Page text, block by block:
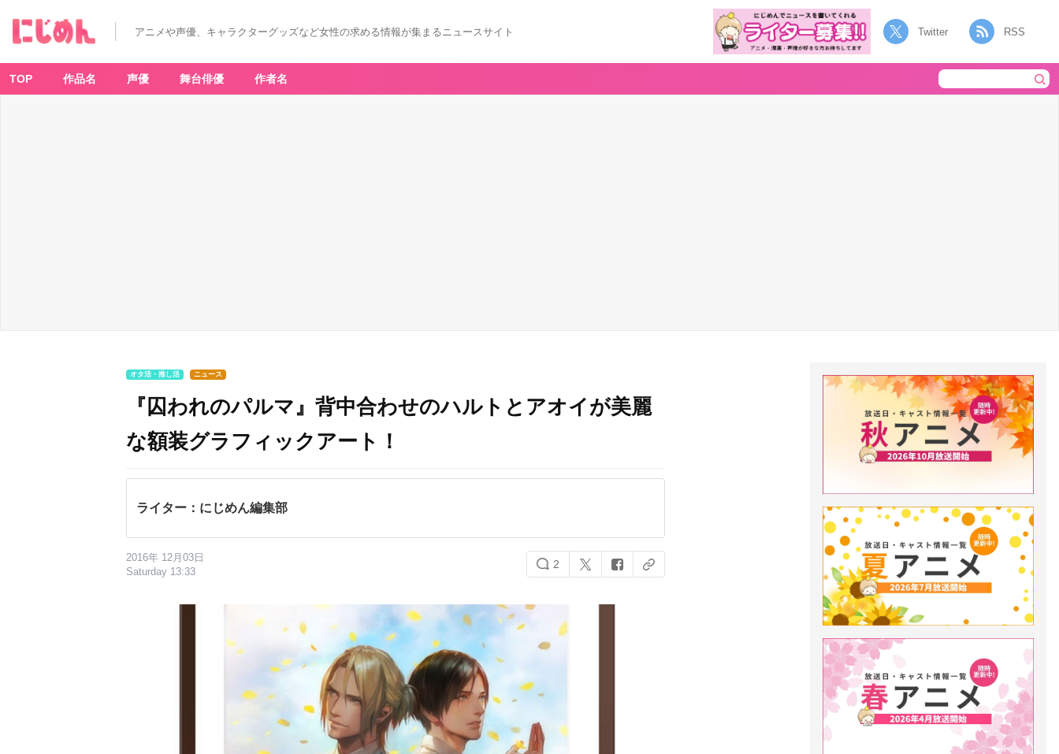
アニメや声優、キャラクターグッズなど女性の求める情報が集まるニュースサイト Twitter RSS
TOP 作品名 声優 舞台俳優 作者名
オタ活・推し活 ニュース
『囚われのパルマ』背中合わせのハルトとアオイが美麗
な額装グラフィックアート！
ライター：にじめん編集部
2016年 12月03日
Saturday 13:33
2